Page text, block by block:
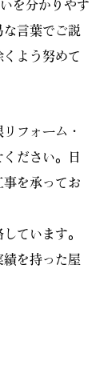
を分かりやす
な言葉でご説
よう努めて
フォーム・
ださい。日
を承ってお
ています。
を持った屋